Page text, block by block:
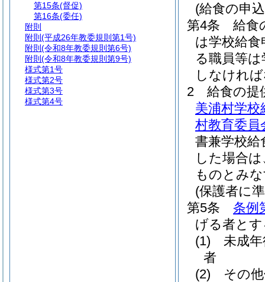
(給食の申
第4条
給食
は学校給食
る職員等
しなけれ
2
給食の提
美浦村学
村教育委員
書兼学校
した場合は
ものとみ
(保護者に
第5条
条例
げる者と
(1)
未成
者
(2)
その
第15条(督促)
第16条(委任)
附則
附則 (平成26年教委規則第1号)
附則 (令和8年教委規則第6号)
附則 (令和8年教委規則第9号)
様式第1号
様式第2号
様式第3号
様式第4号